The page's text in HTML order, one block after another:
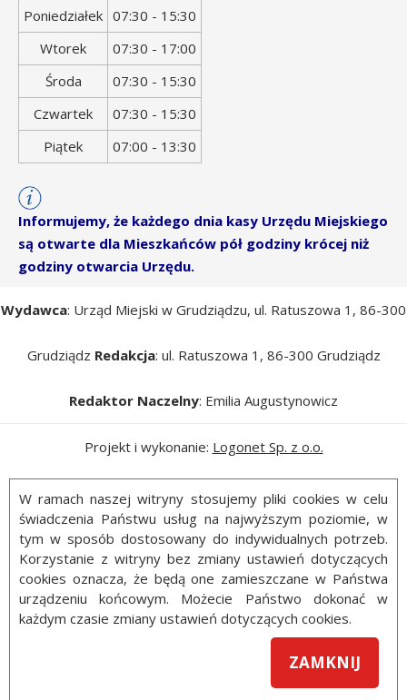
Dzień
tygodnia
Godziny
otwarcia
Poniedziałek 07:30 - 15:30
Wtorek
07:30 - 17:00
Środa
07:30 - 15:30
Czwartek
07:30 - 15:30
Piątek
07:00 - 13:30
Informujemy, że każdego dnia kasy Urzędu Miejskiego
są otwarte dla Mieszkańców pół godziny krócej niż
godziny otwarcia Urzędu.
Wydawca: Urząd Miejski w Grudziądzu, ul. Ratuszowa 1, 86-300
Grudziądz Redakcja: ul. Ratuszowa 1, 86-300 Grudziądz
Redaktor Naczelny: Emilia Augustynowicz
Projekt i wykonanie: Logonet Sp. z o.o.
W ramach naszej witryny stosujemy pliki cookies w celu
świadczenia Państwu usług na najwyższym poziomie, w
tym w sposób dostosowany do indywidualnych potrzeb.
Korzystanie z witryny bez zmiany ustawień dotyczących
cookies oznacza, że będą one zamieszczane w Państwa
urządzeniu końcowym. Możecie Państwo dokonać w
każdym czasie zmiany ustawień dotyczących cookies.
ZAMKNIJ